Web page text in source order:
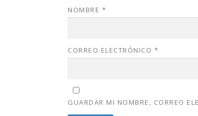
NOMBRE *
CORREO ELECTRÓNICO *
GUARDAR MI NOMBRE, CORREO